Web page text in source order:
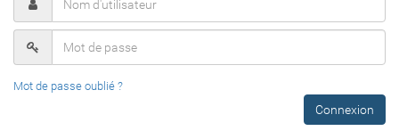
Mot de passe oublié ?
Connexion